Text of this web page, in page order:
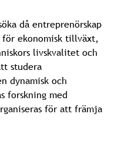
då entreprenörskap
ekonomisk tillväxt,
livskvalitet och
studera
dynamisk och
forskning med
för att främja